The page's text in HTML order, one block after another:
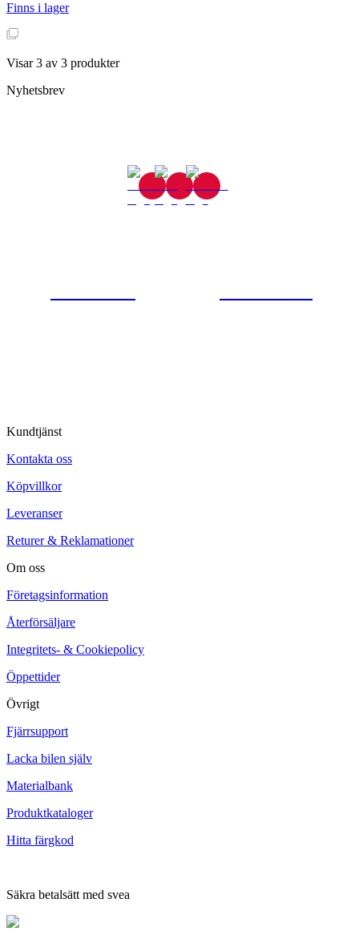
Finns i lager
Visar3 av 3 produkter
Nyhetsbrev
Kundtjänst
Kontakta oss
Köpvillkor
Leveranser
Returer & Reklamationer
Om oss
Företagsinformation
Återförsäljare
Integritets- & Cookiepolicy
Öppettider
Övrigt
Fjärrsupport
Lacka bilen själv
Materialbank
Produktkataloger
Hitta färgkod
Säkra betalsätt med svea